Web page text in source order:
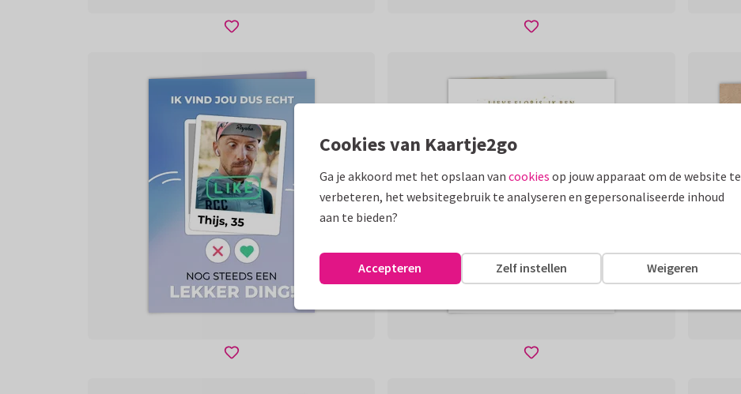
Cookies van Kaartje2go
Ga je akkoord met het opslaan van cookies op jouw apparaat om de website te
verbeteren, het websitegebruik te analyseren en gepersonaliseerde inhoud
aan te bieden?
Weigeren
Zelf instellen
Accepteren